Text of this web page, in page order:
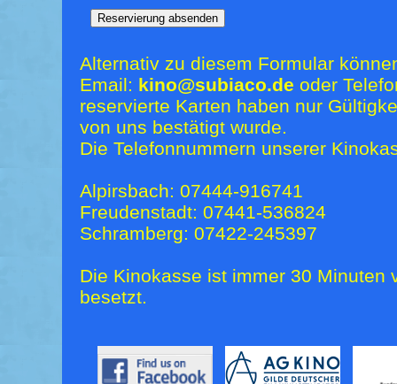
Alternativ zu diesem Formular
Email: kino@subiaco.de oder
reservierte Karten haben nur
von uns bestätigt wurde.
Die Telefonnummern unserer
Alpirsbach: 07444-916741
Freudenstadt: 07441-536824
Schramberg: 07422-245397
Die Kinokasse ist immer 30 Minuten
besetzt.